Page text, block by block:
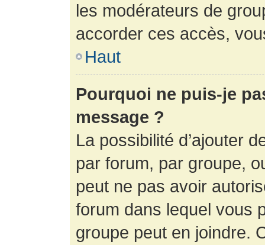
les modérateurs de
accorder ces accès,
Haut
Pourquoi ne puis-je
message ?
La possibilité d’ajouter
par forum, par groupe,
peut ne pas avoir
forum dans lequel vous
groupe peut en joindre.